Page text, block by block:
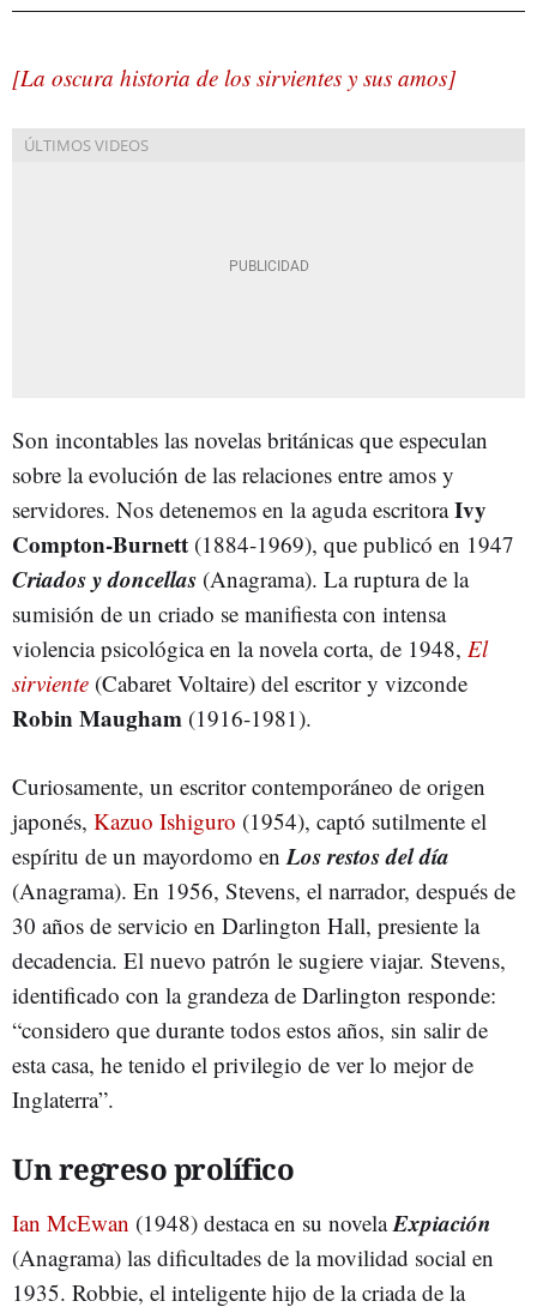
[La oscura historia de los sirvientes y sus amos]
Son incontables las novelas británicas que especulan
sobre la evolución de las relaciones entre amos y
servidores. Nos detenemos en la aguda escritoraIvy
Compton-Burnett (1884-1969), que publicó en 1947
Criados y doncellas (Anagrama). La ruptura de la
sumisión de un criado se manifiesta con intensa
violencia psicológica en la novela corta, de 1948, El
sirviente (Cabaret Voltaire) del escritor y vizconde
Robin Maugham (1916-1981).
Curiosamente, un escritor contemporáneo de origen
japonés, Kazuo Ishiguro (1954), captó sutilmente el
espíritu de un mayordomo enLos restos del día
(Anagrama). En 1956, Stevens, el narrador, después de
30 años de servicio en Darlington Hall, presiente la
decadencia. El nuevo patrón le sugiere viajar. Stevens,
identificado con la grandeza de Darlington responde:
“considero que durante todos estos años, sin salir de
esta casa, he tenido el privilegio de ver lo mejor de
Inglaterra”.
Un regreso prolífico
Ian McEwan (1948) destaca en su novelaExpiación
(Anagrama) las dificultades de la movilidad social en
1935. Robbie, el inteligente hijo de la criada de la